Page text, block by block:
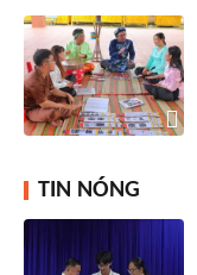
TIN NÓNG